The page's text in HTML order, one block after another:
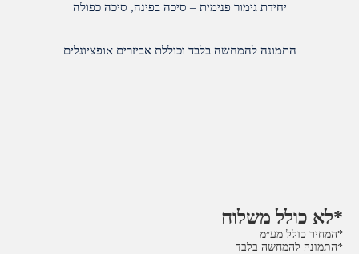
יחידת גימור פנימית – סיכה בפינה, סיכה כפולה
התמונה להמחשה בלבד וכוללת אביזרים אופציונלים
*לא כולל משלוח
*המחיר כולל מע״מ
*התמונה להמחשה בלבד